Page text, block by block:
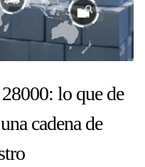
lo que de
cadena de